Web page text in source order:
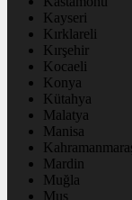
Kayseri
Kırklareli
Kırşehir
Kocaeli
Konya
Kütahya
Malatya
Manisa
Mardin
Muğla
Muş